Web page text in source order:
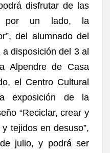
disfrutar de las
por un lado, la
del alumnado del
disposición del 3 al
Alpendre de Casa
el Centro Cultural
exposición de la
“Reciclar, crear y
tejidos en desuso”,
julio, y podrá ser